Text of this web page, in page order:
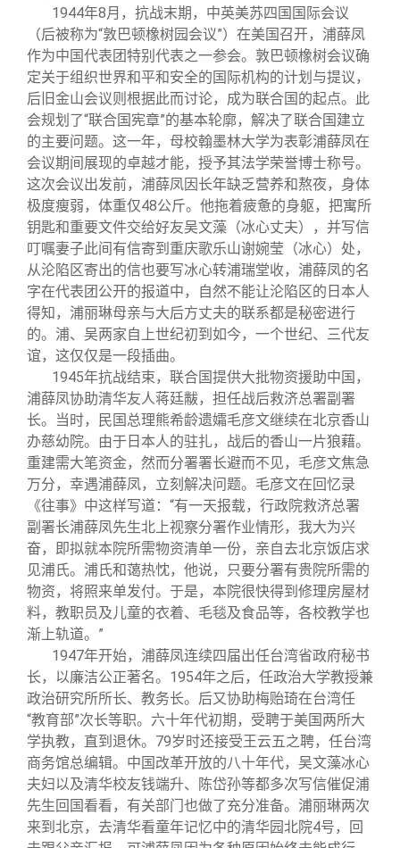
1944年8月，抗战末期，中英美苏四国国际会议
（后被称为“敦巴顿橡树园会议”）在美国召开，浦薛凤
作为中国代表团特别代表之一参会。敦巴顿橡树会议确
定关于组织世界和平和安全的国际机构的计划与提议，
后旧金山会议则根据此而讨论，成为联合国的起点。此
会规划了“联合国宪章”的基本轮廓，解决了联合国建立
的主要问题。这一年，母校翰墨林大学为表彰浦薛凤在
会议期间展现的卓越才能，授予其法学荣誉博士称号。
这次会议出发前，浦薛凤因长年缺乏营养和熬夜，身体
极度瘦弱，体重仅48公斤。他拖着疲惫的身躯，把寓所
钥匙和重要文件交给好友吴文藻（冰心丈夫），并写信
叮嘱妻子此间有信寄到重庆歌乐山谢婉莹（冰心）处，
从沦陷区寄出的信也要写冰心转浦瑞堂收，浦薛凤的名
字在代表团公开的报道中，自然不能让沦陷区的日本人
得知，浦丽琳母亲与大后方丈夫的联系都是秘密进行
的。浦、吴两家自上世纪初到如今，一个世纪、三代友
谊，这仅仅是一段插曲。
1945年抗战结束，联合国提供大批物资援助中国，
浦薛凤协助清华友人蒋廷黻，担任战后救济总署副署
长。当时，民国总理熊希龄遗孀毛彦文继续在北京香山
办慈幼院。由于日本人的驻扎，战后的香山一片狼藉。
重建需大笔资金，然而分署署长避而不见，毛彦文焦急
万分，幸遇浦薛凤，立刻解决问题。毛彦文在回忆录
《往事》中这样写道：“有一天报载，行政院救济总署
副署长浦薛凤先生北上视察分署作业情形，我大为兴
奋，即拟就本院所需物资清单一份，亲自去北京饭店求
见浦氏。浦氏和蔼热忱，他说，只要分署有贵院所需的
物资，将照来单发付。于是，本院很快得到修理房屋材
料，教职员及儿童的衣着、毛毯及食品等，各校教学也
渐上轨道。”
1947年开始，浦薛凤连续四届出任台湾省政府秘书
长，以廉洁公正著名。1954年之后，任政治大学教授兼
政治研究所所长、教务长。后又协助梅贻琦在台湾任
“教育部”次长等职。六十年代初期，受聘于美国两所大
学执教，直到退休。79岁时还接受王云五之聘，任台湾
商务馆总编辑。中国改革开放的八十年代，吴文藻冰心
夫妇以及清华校友钱端升、陈岱孙等都多次写信催促浦
先生回国看看，有关部门也做了充分准备。浦丽琳两次
来到北京，去清华看童年记忆中的清华园北院4号，回